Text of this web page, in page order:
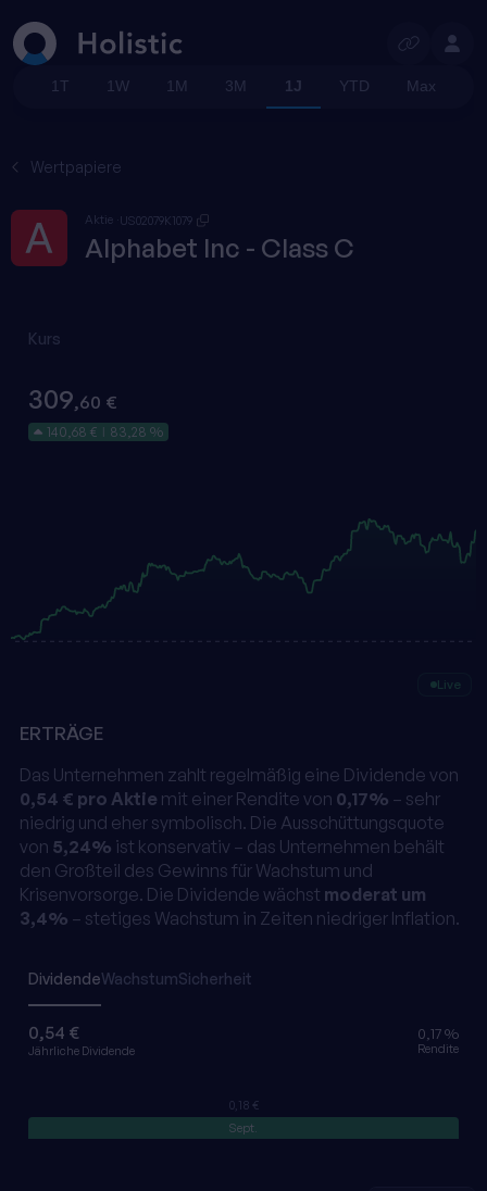
Suchen
1T 1W 1M 3M 1J YTD Max
Wertpapiere
Aktie US02079K1079
Alphabet Inc - Class C
Kurs
309,60 €
140,68 € 83,28 %
Live
ERTRÄGE
Das Unternehmen zahlt regelmäßig eine Dividende von
0,54 € pro Aktie mit einer Rendite von 0,17% – sehr
niedrig und eher symbolisch. Die Ausschüttungsquote
von 5,24% ist konservativ – das Unternehmen behält
den Großteil des Gewinns für Wachstum und
Krisenvorsorge. Die Dividende wächst moderat um
3,4% – stetiges Wachstum in Zeiten niedriger Inflation.
DividendeWachstumSicherheit
0,54 €
Jährliche Dividende
0,17 %
Rendite
0,18 €
Sept.